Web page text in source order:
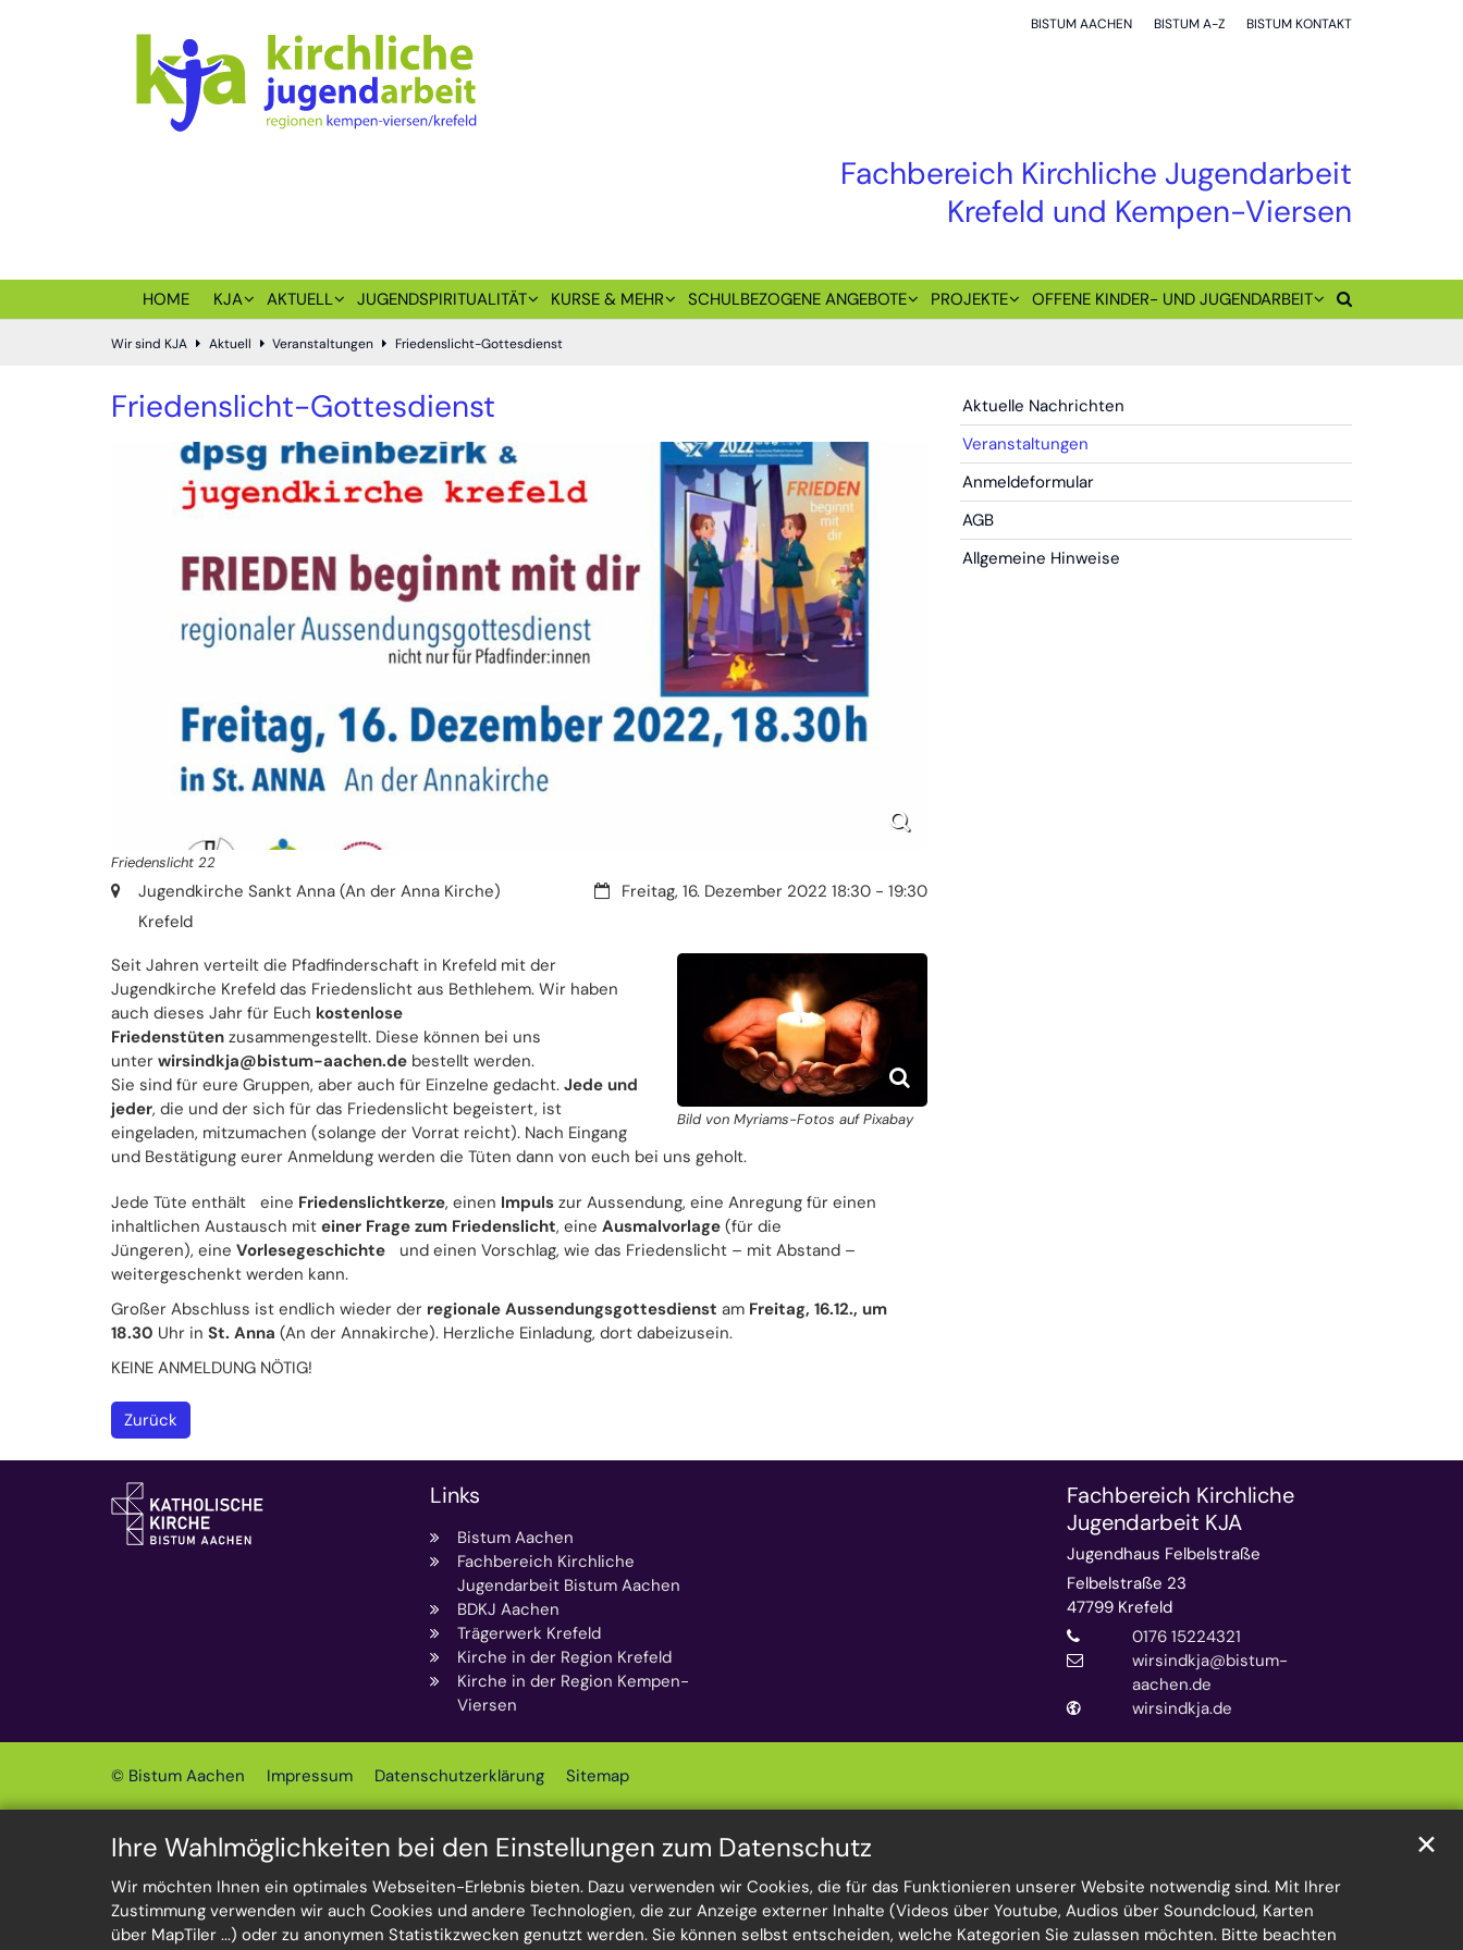
Ihre Wahlmöglichkeiten bei den Einstellungen zum Datenschutz
Wir möchten Ihnen ein optimales Webseiten-Erlebnis bieten. Dazu verwenden wir Cookies, die für das Funktionieren unserer Website notwendig sind. Mit Ihrer
Zustimmung verwenden wir auch Cookies und andere Technologien, die zur Anzeige externer Inhalte (Videos über Youtube, Audios über Soundcloud, Karten
über MapTiler ...) oder zu anonymen Statistikzwecken genutzt werden. Sie können selbst entscheiden, welche Kategorien Sie zulassen möchten. Bitte beachten
✕
BISTUM AACHEN BISTUM A-Z BISTUM KONTAKT
HOME KJA AKTUELL JUGENDSPIRITUALITÄT KURSE & MEHR SCHULBEZOGENE ANGEBOTE PROJEKTE OFFENE KINDER- UND JUGENDARBEIT
Fachbereich Kirchliche Jugendarbeit
Krefeld und Kempen-Viersen
Wir sind KJA Aktuell Veranstaltungen Friedenslicht-Gottesdienst
Friedenslicht-Gottesdienst
Friedenslicht 22
Datum:Freitag, 16. Dezember 2022 18:30 - 19:30
Ort:Jugendkirche Sankt Anna (An der Anna Kirche)
Krefeld
Bild von Myriams-Fotos auf Pixabay
Seit Jahren verteilt die Pfadfinderschaft in Krefeld mit der
Jugendkirche Krefeld das Friedenslicht aus Bethlehem. Wir haben
auch dieses Jahr für Euch kostenlose
Friedenstüten zusammengestellt. Diese können bei uns
unter wirsindkja@bistum-aachen.de bestellt werden.
Sie sind für eure Gruppen, aber auch für Einzelne gedacht. Jede und
jeder, die und der sich für das Friedenslicht begeistert, ist
eingeladen, mitzumachen (solange der Vorrat reicht). Nach Eingang
und Bestätigung eurer Anmeldung werden die Tüten dann von euch bei uns geholt.
Jede Tüte enthält eine Friedenslichtkerze, einen Impuls zur Aussendung, eine Anregung für einen
inhaltlichen Austausch mit einer Frage zum Friedenslicht, eine Ausmalvorlage (für die
Jüngeren), eine Vorlesegeschichte und einen Vorschlag, wie das Friedenslicht – mit Abstand –
weitergeschenkt werden kann.
Großer Abschluss ist endlich wieder der regionale Aussendungsgottesdienst am Freitag, 16.12., um
18.30 Uhr in St. Anna (An der Annakirche). Herzliche Einladung, dort dabeizusein.
KEINE ANMELDUNG NÖTIG!
Zurück
Aktuelle Nachrichten
Veranstaltungen
Anmeldeformular
AGB
Allgemeine Hinweise
Links
Bistum Aachen
Fachbereich Kirchliche
Jugendarbeit Bistum Aachen
BDKJ Aachen
Trägerwerk Krefeld
Kirche in der Region Krefeld
Kirche in der Region Kempen-
Viersen
Fachbereich Kirchliche
Jugendarbeit KJA
Jugendhaus Felbelstraße
Felbelstraße 23
47799 Krefeld
0176 15224321
wirsindkja@bistum-
aachen.de
wirsindkja.de
© Bistum Aachen Impressum Datenschutzerklärung Sitemap